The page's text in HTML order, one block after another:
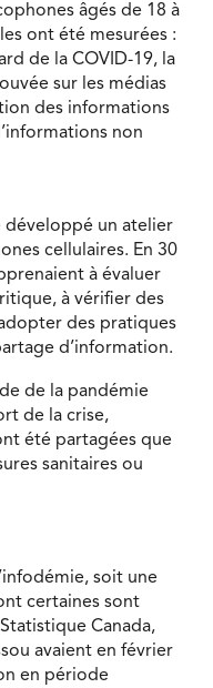
âgés de 18 à
ont été mesurées :
de la COVID-19, la
sur les médias
des informations
non
développé un atelier
cellulaires. En 30
à évaluer
à vérifier des
des pratiques
d’information.
de la pandémie
de la crise,
été partagées que
sanitaires ou
soit une
certaines sont
Canada,
avaient en février
en période